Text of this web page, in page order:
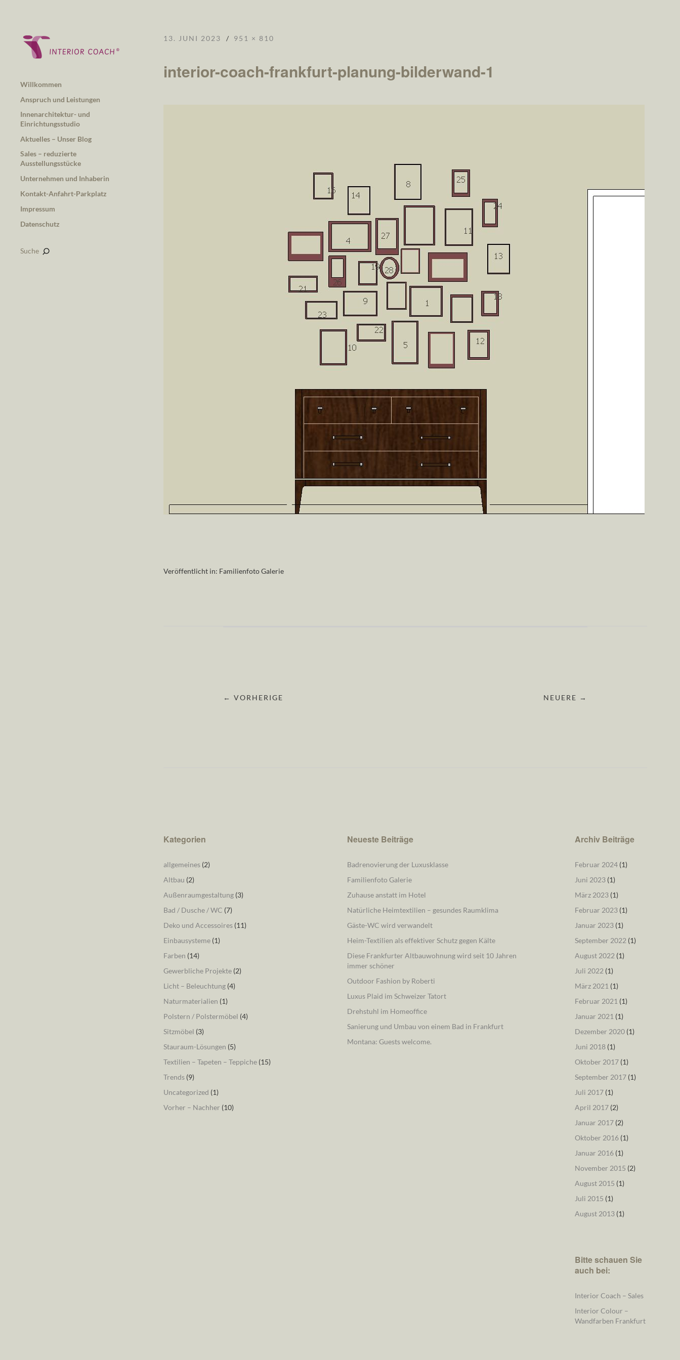
Willkommen
Anspruch und Leistungen
Innenarchitektur- und
Einrichtungsstudio
Aktuelles – Unser Blog
Sales – reduzierte
Ausstellungsstücke
Unternehmen und Inhaberin
Kontakt-Anfahrt-Parkplatz
Impressum
Datenschutz
Suche
13. JUNI 2023 951 × 810
interior-coach-frankfurt-planung-bilderwand-1
Veröffentlicht in: Familienfoto Galerie
← VORHERIGE NEUERE →
Kategorien
allgemeines(2)
Altbau (2)
Außenraumgestaltung(3)
Bad / Dusche / WC (7)
Deko und Accessoires(11)
Einbausysteme(1)
Farben (14)
Gewerbliche Projekte(2)
Licht – Beleuchtung(4)
Naturmaterialien (1)
Polstern / Polstermöbel (4)
Sitzmöbel (3)
Stauraum-Lösungen (5)
Textilien – Tapeten – Teppiche(15)
Trends(9)
Uncategorized (1)
Vorher – Nachher (10)
Neueste Beiträge
Badrenovierung der Luxusklasse
Familienfoto Galerie
Zuhause anstatt im Hotel
Natürliche Heimtextilien – gesundes Raumklima
Gäste-WC wird verwandelt
Heim-Textilien als effektiver Schutz gegen Kälte
Diese Frankfurter Altbauwohnung wird seit 10 Jahren
immer schöner
Outdoor Fashion by Roberti
Luxus Plaid im Schweizer Tatort
Drehstuhl im Homeoffice
Sanierung und Umbau von einem Bad in Frankfurt
Montana: Guests welcome.
Archiv Beiträge
Februar 2024(1)
Juni 2023(1)
März 2023(1)
Februar 2023(1)
Januar 2023(1)
September 2022 (1)
August 2022 (1)
Juli 2022 (1)
März 2021 (1)
Februar 2021 (1)
Januar 2021 (1)
Dezember 2020(1)
Juni 2018(1)
Oktober 2017(1)
September 2017(1)
Juli 2017(1)
April 2017(2)
Januar 2017(2)
Oktober 2016(1)
Januar 2016(1)
November 2015 (2)
August 2015 (1)
Juli 2015 (1)
August 2013(1)
Bitte schauen Sie
auch bei:
Interior Coach – Sales
Interior Colour –
Wandfarben Frankfurt